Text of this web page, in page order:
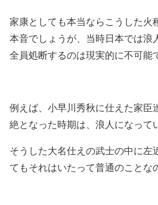
家康としても本当ならこうした火
本音でしょうが、当時日本では浪
全員処断するのは現実的に不可能
例えば、小早川秀秋に仕えた家臣
絶となった時期は、浪人になって
そうした大名仕えの武士の中に左
てもそれはいたって普通のことな